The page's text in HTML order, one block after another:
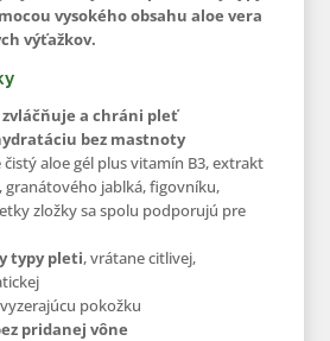
vysokého obsahu aloe vera
výťažkov.
zvláčňuje a chráni pleť
bez mastnoty
čistý aloe gél plus vitamín B3, extrakt
granátového jablká, figovníku,
zložky sa spolu podporujú pre
typy pleti, vrátane citlivej,
pokožku
pridanej vône